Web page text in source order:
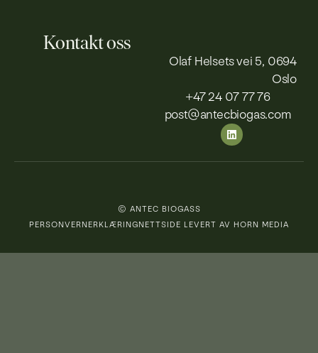
Kontakt oss
Olaf Helsets vei 5, 0694
Oslo
+47 24 07 77 76
post@antecbiogas.com
© ANTEC BIOGASS
PERSONVERNERKLÆRINGNETTSIDE LEVERT AV HORN MEDIA